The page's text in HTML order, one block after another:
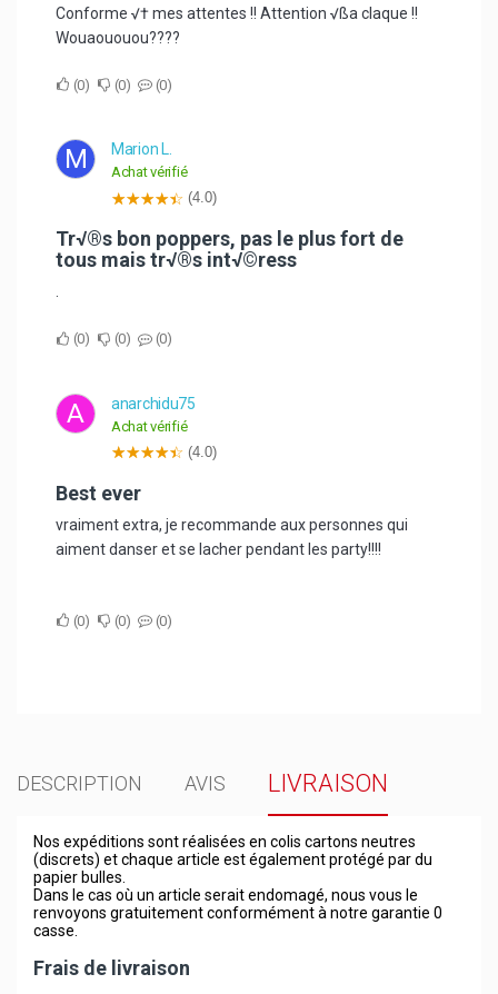
Conforme √† mes attentes !! Attention √ßa claque !!
Wouaououou????
0 0 0
M Marion L.
Achat vérifié
(4.0)
Tr√®s bon poppers, pas le plus fort de
tous mais tr√®s int√©ress
.
0 0 0
A anarchidu75
Achat vérifié
(4.0)
best ever
vraiment extra, je recommande aux personnes qui
aiment danser et se lacher pendant les party!!!!
0 0 0
DESCRIPTION AVIS LIVRAISON
Nos expéditions sont réalisées en colis cartons neutres
(discrets) et chaque article est également protégé par du
papier bulles.
Dans le cas où un article serait endomagé, nous vous le
renvoyons gratuitement conformément à notre garantie 0
casse.
Frais de livraison